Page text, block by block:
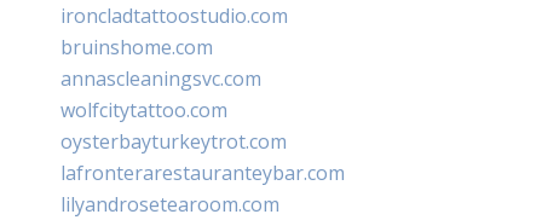
ironcladtattoostudio.com
bruinshome.com
annascleaningsvc.com
wolfcitytattoo.com
oysterbayturkeytrot.com
lafronterarestauranteybar.com
lilyandrosetearoom.com